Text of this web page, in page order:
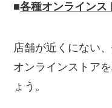
■各種オンラインス
店舗が近くにない
オンラインストア
ょう。